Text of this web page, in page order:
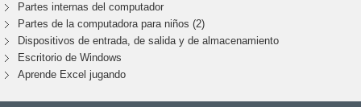
Partes internas del computador
Partes de la computadora para niños (2)
Dispositivos de entrada, de salida y de almacenamiento
Escritorio de Windows
Aprende Excel jugando